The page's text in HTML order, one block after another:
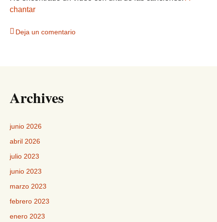
chantar
Deja un comentario
Archives
junio 2026
abril 2026
julio 2023
junio 2023
marzo 2023
febrero 2023
enero 2023